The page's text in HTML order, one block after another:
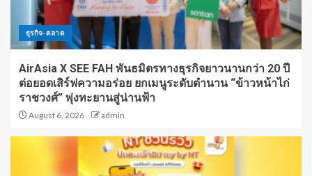
ธุรกิจ-ตลาด
AirAsia X SEE FAH พันธมิตรทางธุรกิจยาวนานกว่า 20 ปี
ต่อยอดเสิร์ฟความอร่อย ยกเมนูระดับตำนาน “ข้าวหน้าไก่
ราชวงศ์” พุ่งทะยานสู่น่านฟ้า
August 6, 2026 admin